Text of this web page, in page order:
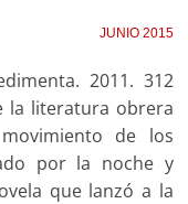
JUNIO 2015
2011. 312
la literatura obrera
de los
por la noche y
que lanzó a la